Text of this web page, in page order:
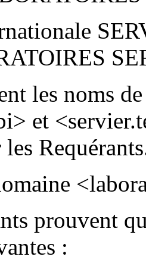
les noms
et
les
prouvent
: